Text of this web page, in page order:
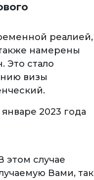
реалией,
намерены
Это стало
визы
2023 года
этом случае
Вами, так